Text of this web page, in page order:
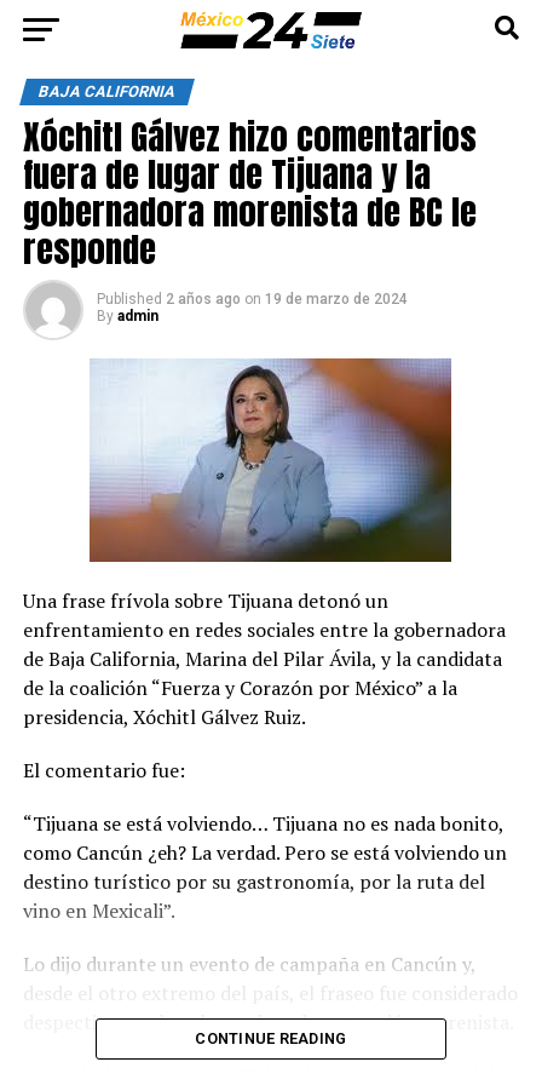
BAJA CALIFORNIA
Xóchitl Gálvez hizo comentarios
fuera de lugar de Tijuana y la
gobernadora morenista de BC le
responde
Published 2 años ago on 19 de marzo de 2024
By admin
Una frase frívola sobre Tijuana detonó un
enfrentamiento en redes sociales entre la gobernadora
de Baja California, Marina del Pilar Ávila, y la candidata
de la coalición “Fuerza y Corazón por México” a la
presidencia, Xóchitl Gálvez Ruiz.
El comentario fue:
“Tijuana se está volviendo… Tijuana no es nada bonito,
como Cancún ¿eh? La verdad. Pero se está volviendo un
destino turístico por su gastronomía, por la ruta del
vino en Mexicali”.
Lo dijo durante un evento de campaña en Cancún y,
desde el otro extremo del país, el fraseo fue considerado
despectivo por la gobernadora de extracción morenista.
CONTINUE READING